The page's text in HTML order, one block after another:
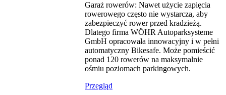
Garaż rowerów: Nawet użycie zapięcia
rowerowego często nie wystarcza, aby
zabezpieczyć rower przed kradzieżą.
Dlatego firma WÖHR Autoparksysteme
GmbH opracowała innowacyjny i w pełni
automatyczny Bikesafe. Może pomieścić
ponad 120 rowerów na maksymalnie
ośmiu poziomach parkingowych.
Przegląd